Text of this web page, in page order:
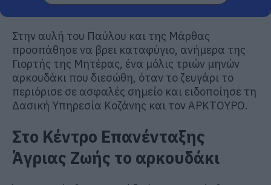
Στην αυλή του Παύλου και της Μάρθας
προσπάθησε να βρει καταφύγιο, ανήμερα της
Γιορτής της Μητέρας, ένα μόλις τριών μηνών
αρκουδάκι που διεσώθη, όταν το ζευγάρι το
περιόρισε σε ασφαλές σημείο και ειδοποίησε τη
Δασική Υπηρεσία Κοζάνης και τον ΑΡΚΤΟΥΡΟ.
Στο Κέντρο Επανένταξης
Άγριας Ζωής το αρκουδάκι